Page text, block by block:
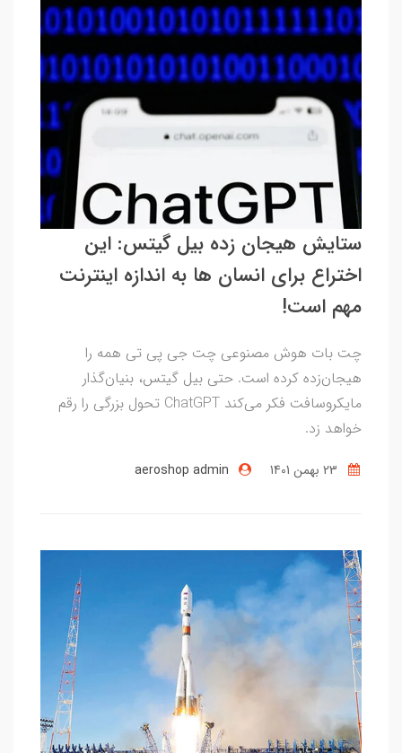
ستایش هیجان زده بیل گیتس: این
اختراع برای انسان ها به اندازه اینترنت
مهم است!
چت بات هوش مصنوعی چت جی پی تی همه را
هیجان‌زده کرده است. حتی بیل گیتس، بنیان‌گذار
مایکروسافت فکر می‌کند ChatGPT تحول بزرگی را رقم
خواهد زد.
aeroshop admin